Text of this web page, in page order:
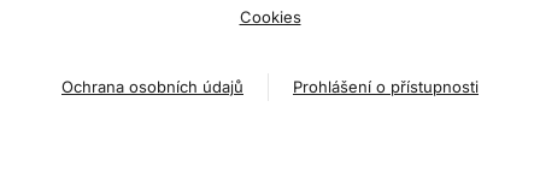
Cookies
Ochrana osobních údajů Prohlášení o přístupnosti